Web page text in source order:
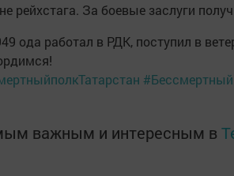
рейхстага. За боевые заслуги
ода работал в РДК, поступил в
важным и интересным в